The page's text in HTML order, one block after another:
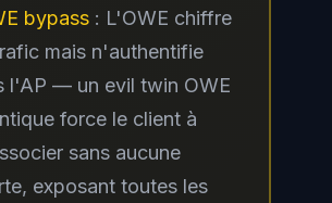
bypass : L'OWE chiffre
mais n'authentifie
l'AP — un evil twin OWE
force le client à
sans aucune
exposant toutes les